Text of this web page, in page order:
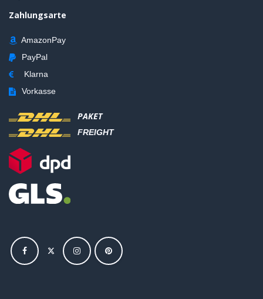
Zahlungsarte
AmazonPay
PayPal
Klarna
Vorkasse
PAKET
FREIGHT